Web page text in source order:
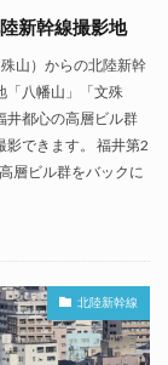
新幹線撮影地
山）からの北陸新幹
「八幡山」「文殊
井都心の高層ビル群
影できます。 福井第2
層ビル群をバックに
北陸新幹線